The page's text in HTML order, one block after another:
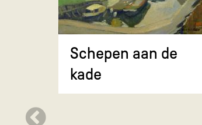
Schepen aan de
kade